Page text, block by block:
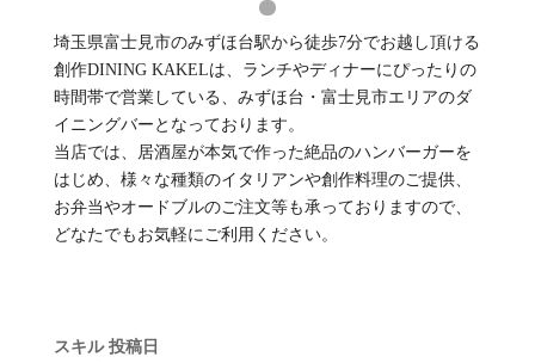
埼玉県富士見市のみずほ台駅から徒歩7分でお越し頂ける
創作DINING KAKELは、ランチやディナーにぴったりの
時間帯で営業している、みずほ台・富士見市エリアのダ
イニングバーとなっております。
当店では、居酒屋が本気で作った絶品のハンバーガーを
はじめ、様々な種類のイタリアンや創作料理のご提供、
お弁当やオードブルのご注文等も承っておりますので、
どなたでもお気軽にご利用ください。
スキル 投稿日